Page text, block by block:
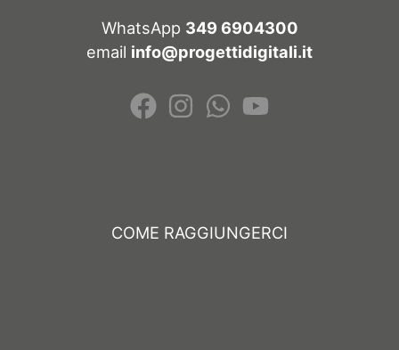
WhatsApp 349 6904300
email info@progettidigitali.it
COME RAGGIUNGERCI